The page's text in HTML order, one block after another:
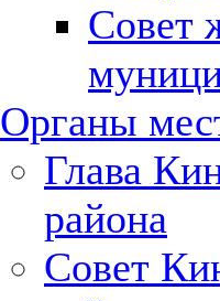
Совет
Органы
Глава
района
Совет